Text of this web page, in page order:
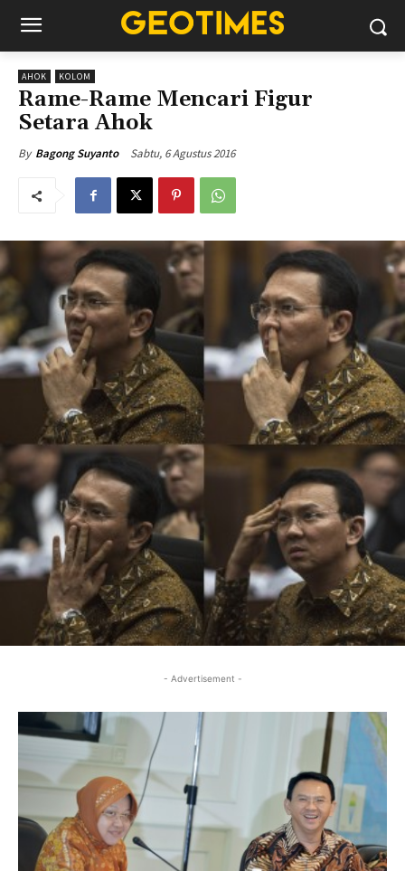
AHOK KOLOM
Rame-Rame Mencari Figur
Setara Ahok
By Bagong Suyanto Sabtu, 6 Agustus 2016
- Advertisement -